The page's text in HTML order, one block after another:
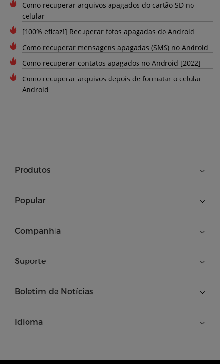
Como recuperar arquivos apagados do cartão SD no
celular
[100% eficaz!] Recuperar fotos apagadas do Android
Como recuperar mensagens apagadas (SMS) no Android
Como recuperar contatos apagados no Android [2022]
Como recuperar arquivos depois de formatar o celular
Android
Produtos
Popular
Companhia
Suporte
Boletim de Notícias
Idioma